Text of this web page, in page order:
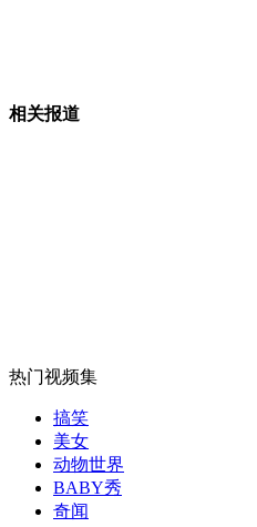
山西运城恶犬咬伤多人 警
外交部：反对强权政治霸
外交部：有关国家言论片
相关报道
热门视频集
搞笑
美女
动物世界
BABY秀
奇闻